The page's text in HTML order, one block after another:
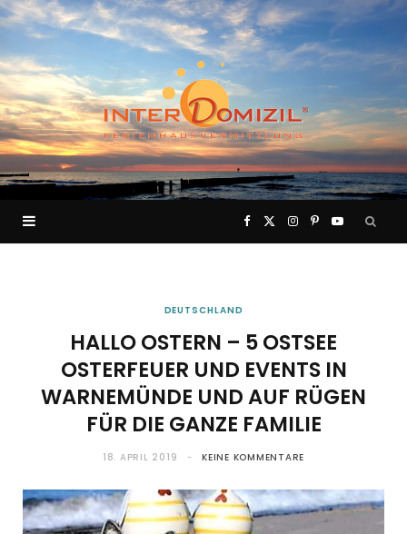
F
e
b
k
X
w
I
t
a
P
t
Y
u
DEUTSCHLAND
HALLO OSTERN – 5 OSTSEE
OSTERFEUER UND EVENTS IN
WARNEMÜNDE UND AUF RÜGEN
FÜR DIE GANZE FAMILIE
18. APRIL 2019 KEINE KOMMENTARE